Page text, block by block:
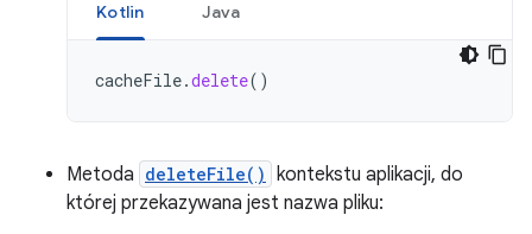
Kotlin Java
cacheFile.delete()
Metoda deleteFile() kontekstu aplikacji, do
której przekazywana jest nazwa pliku: